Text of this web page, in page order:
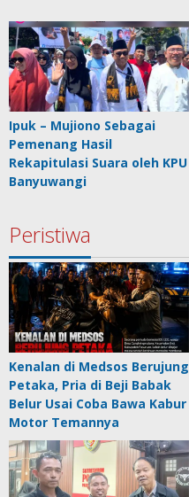
Ipuk – Mujiono Sebagai
Pemenang Hasil
Rekapitulasi Suara oleh KPU
Banyuwangi
Peristiwa
Kenalan di Medsos Berujung
Petaka, Pria di Beji Babak
Belur Usai Coba Bawa Kabur
Motor Temannya